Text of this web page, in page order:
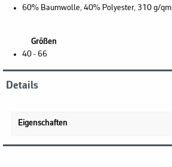
60% Baumwolle, 40% Polyester, 310 g/qm
Größen
40 - 66
Details
Eigenschaften